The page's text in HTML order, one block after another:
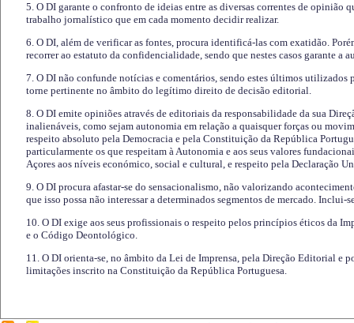
5. O DI garante o confronto de ideias entre as diversas correntes de opinião
trabalho jornalístico que em cada momento decidir realizar.
6. O DI, além de verificar as fontes, procura identificá-las com exatidão.
recorrer ao estatuto da confidencialidade, sendo que nestes casos garante a
7. O DI não confunde notícias e comentários, sendo estes últimos utilizados
torne pertinente no âmbito do legítimo direito de decisão editorial.
8. O DI emite opiniões através de editoriais da responsabilidade da sua
inalienáveis, como sejam autonomia em relação a quaisquer forças ou
respeito absoluto pela Democracia e pela Constituição da República
particularmente os que respeitam à Autonomia e aos seus valores
Açores aos níveis económico, social e cultural, e respeito pela Declaração
9. O DI procura afastar-se do sensacionalismo, não valorizando
que isso possa não interessar a determinados segmentos de mercado.
10. O DI exige aos seus profissionais o respeito pelos princípios éticos da
e o Código Deontológico.
11. O DI orienta-se, no âmbito da Lei de Imprensa, pela Direção Editorial e
limitações inscrito na Constituição da República Portuguesa.